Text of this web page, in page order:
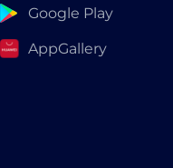
Google Play
AppGallery